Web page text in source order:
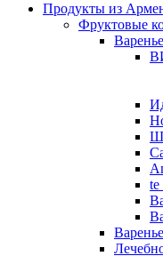
Продукты из
Фруктовые
Варенье
te